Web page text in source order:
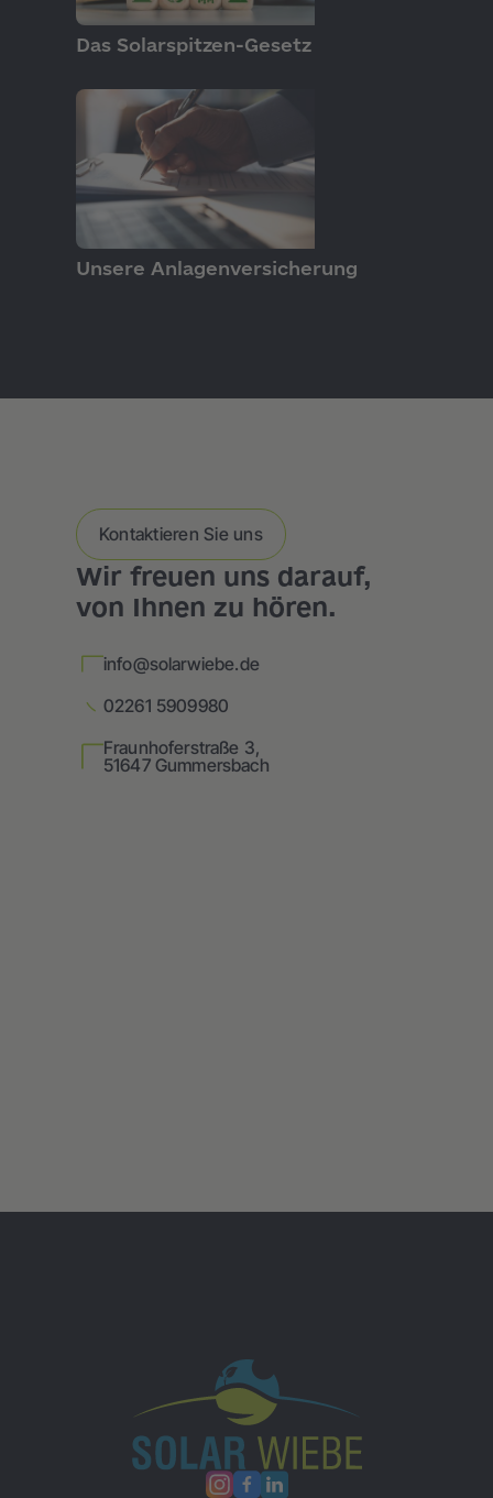
GRUNDLAGEN
Das Solarspitzen-Gesetz
PRODUKTE
Unsere Anlagenversicherung
Kontaktieren Sie uns
Wir freuen uns darauf,
von Ihnen zu hören.
info@solarwiebe.de
02261 5909980
Fraunhoferstraße 3,
51647 Gummersbach